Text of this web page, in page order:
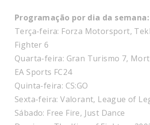
Programação por dia da semana:
Terça-feira: Forza Motorsport,
Fighter 6
Quarta-feira: Gran Turismo 7,
EA Sports FC24
Quinta-feira: CS:GO
Sexta-feira: Valorant, League of
Sábado: Free Fire, Just Dance